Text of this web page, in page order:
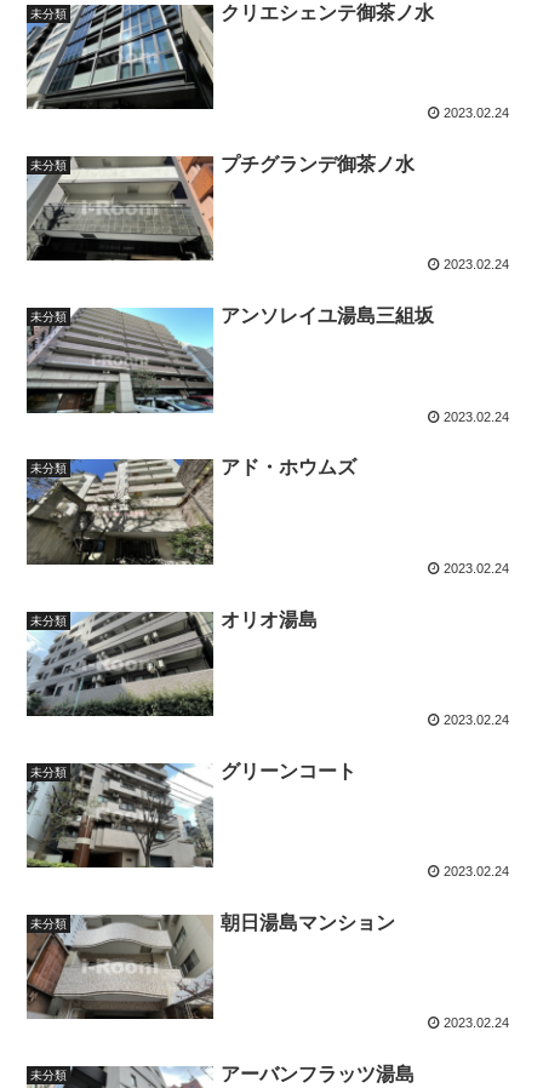
未分類 クリエシェンテ御茶ノ水
2023.02.24
未分類 プチグランデ御茶ノ水
2023.02.24
未分類 アンソレイユ湯島三組坂
2023.02.24
未分類 アド・ホウムズ
2023.02.24
未分類 オリオ湯島
2023.02.24
未分類 グリーンコート
2023.02.24
未分類 朝日湯島マンション
2023.02.24
未分類 アーバンフラッツ湯島